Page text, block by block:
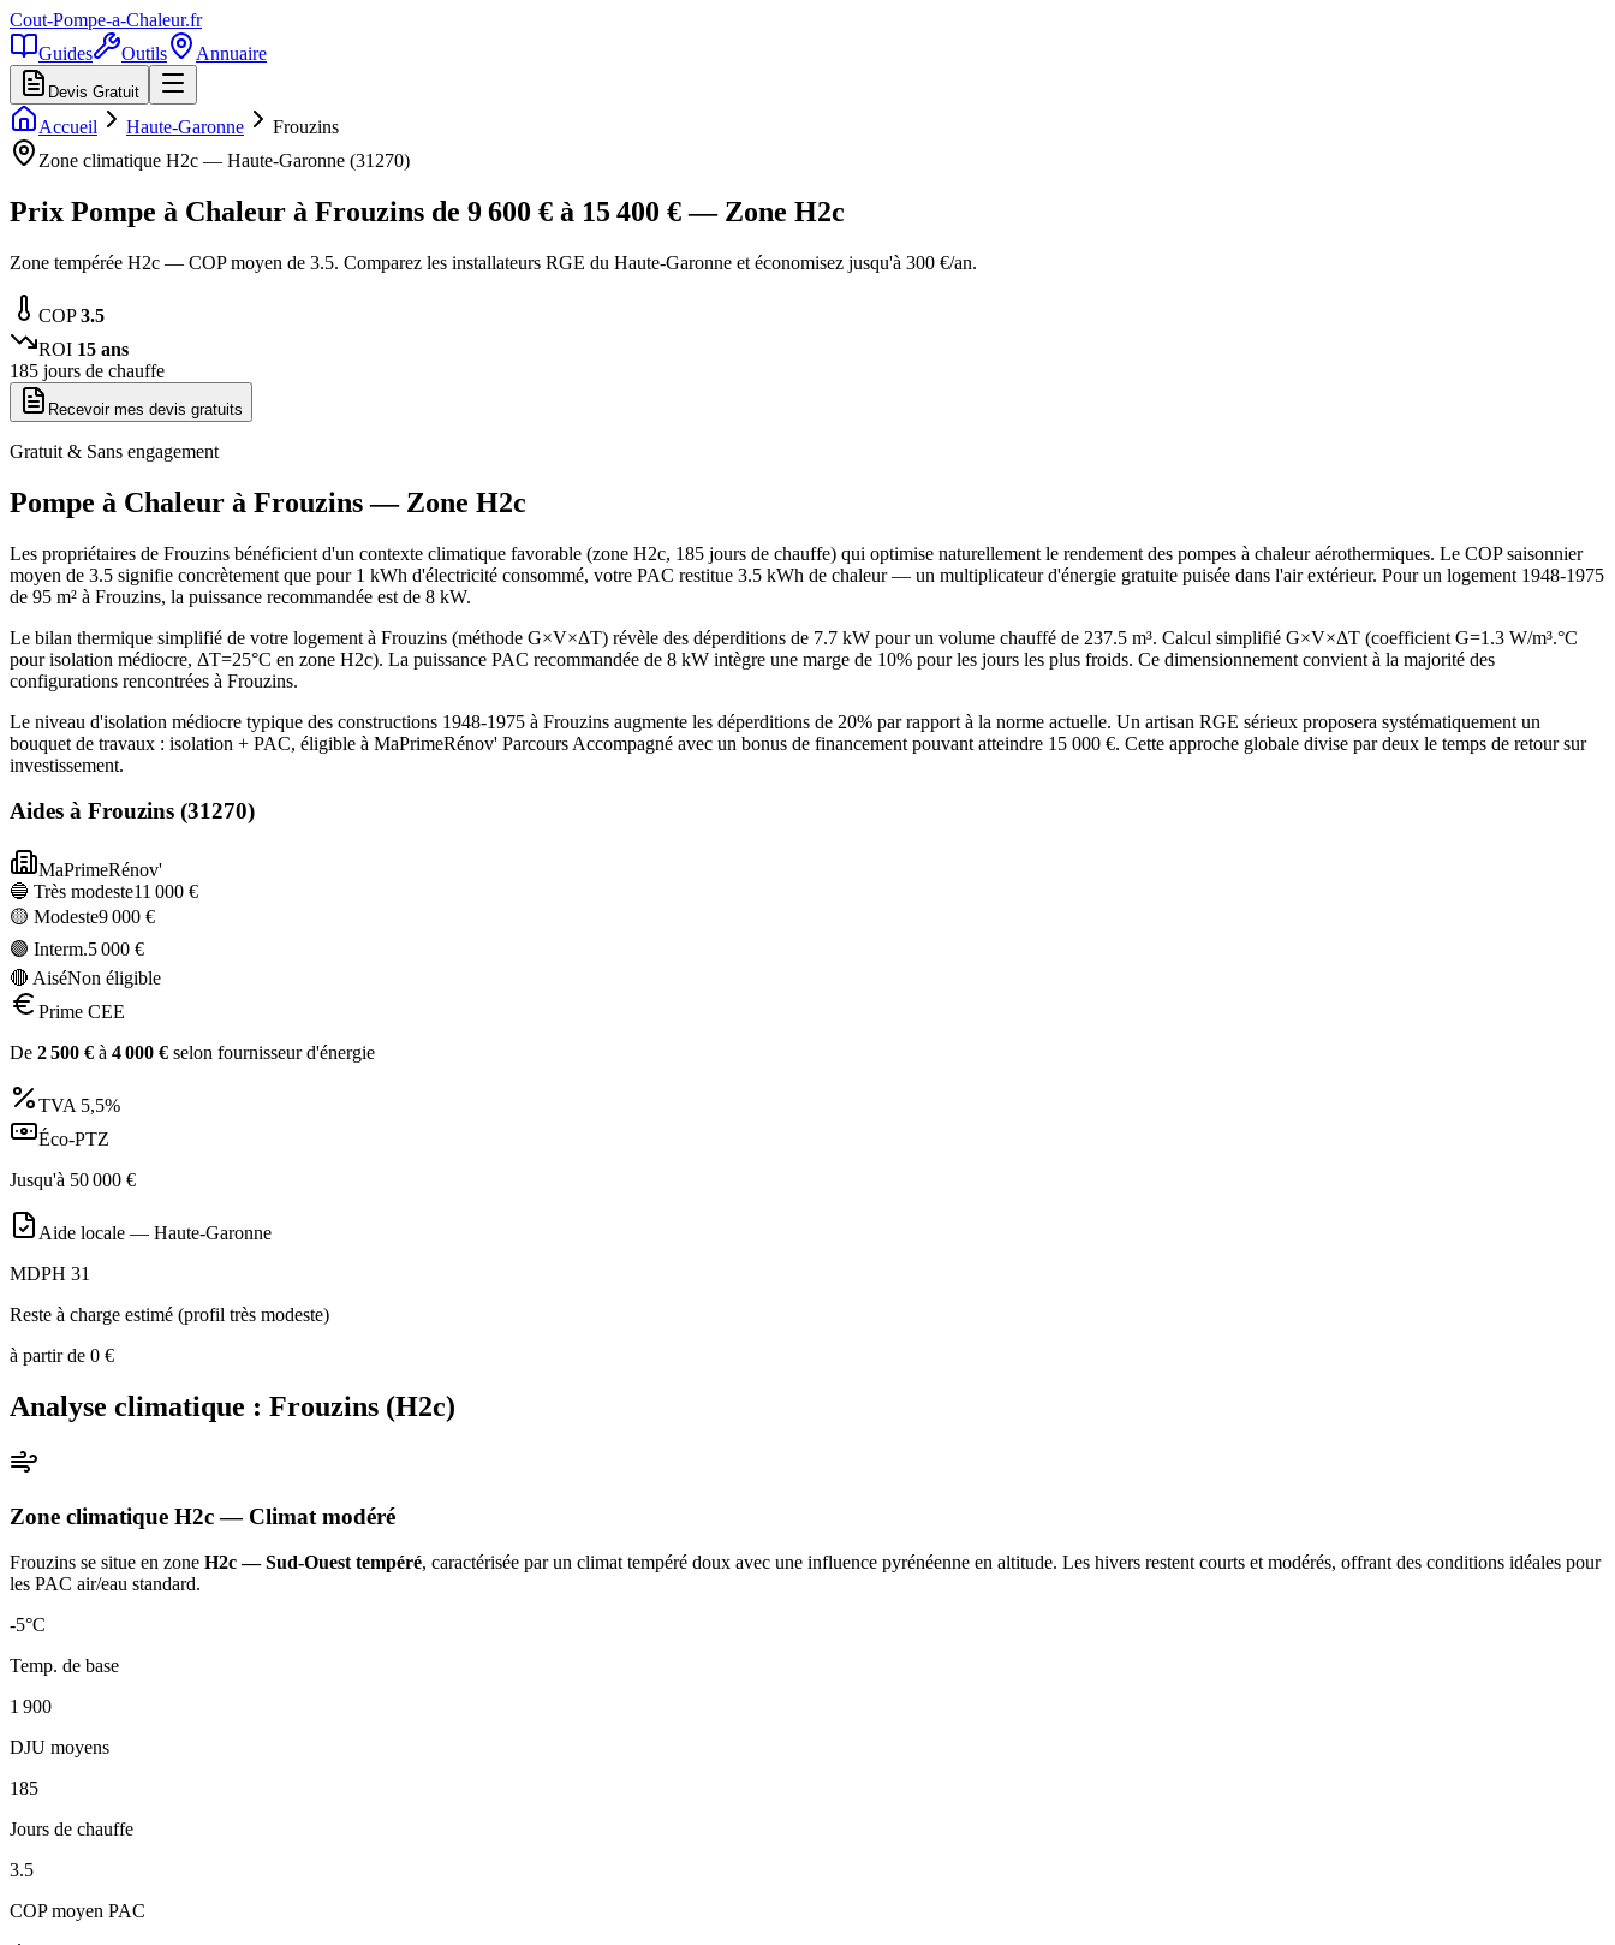
Cout-Pompe-a-Chaleur.fr
Guides
Outils Annuaire
Devis Gratuit
Accueil Haute-Garonne
Frouzins
Zone climatique H2c — Haute-Garonne (31270)
Prix Pompe à Chaleur à Frouzins de 9 600 € à 15 400 € — Zone H2c
Zone tempérée H2c — COP moyen de 3.5. Comparez les installateurs RGE du Haute-Garonne et économisez jusqu'à 300 €/an.
COP3.5
ROI 15 ans
185 jours de chauffe
Recevoir mes devis gratuits
Gratuit & Sans engagement
Pompe à Chaleur à Frouzins— Zone H2c
Les propriétaires de Frouzins bénéficient d'un contexte climatique favorable (zone H2c, 185 jours de chauffe) qui optimise naturellement le rendement des pompes à chaleur aérothermiques. Le COP saisonnier
moyen de 3.5 signifie concrètement que pour 1 kWh d'électricité consommé, votre PAC restitue 3.5 kWh de chaleur — un multiplicateur d'énergie gratuite puisée dans l'air extérieur. Pour un logement 1948-1975
de 95 m² à Frouzins, la puissance recommandée est de 8 kW.
Le bilan thermique simplifié de votre logement à Frouzins (méthode G×V×ΔT) révèle des déperditions de 7.7 kW pour un volume chauffé de 237.5 m³. Calcul simplifié G×V×ΔT (coefficient G=1.3 W/m³.°C
pour isolation médiocre, ΔT=25°C en zone H2c). La puissance PAC recommandée de 8 kW intègre une marge de 10% pour les jours les plus froids. Ce dimensionnement convient à la majorité des
configurations rencontrées à Frouzins.
Le niveau d'isolation médiocre typique des constructions 1948-1975 à Frouzins augmente les déperditions de 20% par rapport à la norme actuelle. Un artisan RGE sérieux proposera systématiquement un
bouquet de travaux : isolation + PAC, éligible à MaPrimeRénov' Parcours Accompagné avec un bonus de financement pouvant atteindre 15 000 €. Cette approche globale divise par deux le temps de retour sur
investissement.
Aides à Frouzins (31270)
MaPrimeRénov'
🔵 Très modeste11 000 €
🟡 Modeste9 000 €
🟣 Interm.5 000 €
🔴 AiséNon éligible
Prime CEE
De 2 500 € à 4 000 € selon fournisseur d'énergie
TVA 5,5%
Éco-PTZ
Jusqu'à 50 000 €
Aide locale — Haute-Garonne
MDPH 31
Reste à charge estimé (profil très modeste)
à partir de 0 €
Analyse climatique : Frouzins (H2c)
Zone climatique H2c— Climat modéré
Frouzins se situe en zone H2c — Sud-Ouest tempéré, caractérisée par un climat tempéré doux avec une influence pyrénéenne en altitude. Les hivers restent courts et modérés, offrant des conditions idéales pour
les PAC air/eau standard.
-5°C
Temp. de base
1 900
DJU moyens
185
Jours de chauffe
3.5
COP moyen PAC